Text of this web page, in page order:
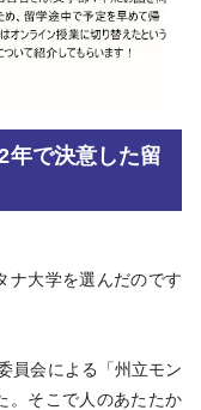
年で決意した留
大学を選んだのです
員会による「州立モン
。そこで人のあたたか